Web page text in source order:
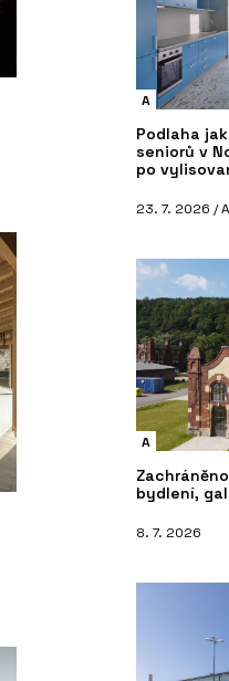
A
Podlaha
seniorů v
po
23. 7. 2026 /
A
bydlení,
8. 7. 2026